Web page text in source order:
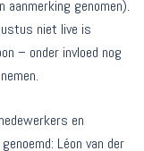
genomen).
niet live is
– onder invloed nog
en
Léon van der